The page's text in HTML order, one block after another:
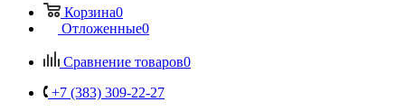
Корзина0
Отложенные0
Сравнение товаров0
+7 (383) 309-22-27